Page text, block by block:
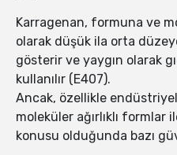
Karragenan, formuna ve
olarak düşük ila orta
gösterir ve yaygın olarak
kullanılır (E407).
Ancak, özellikle
moleküler ağırlıklı
konusu olduğunda bazı